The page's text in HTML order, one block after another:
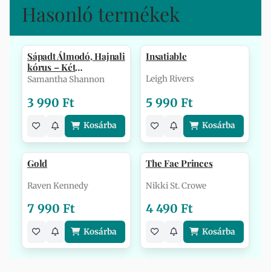
Hasonló termékek
Sápadt Álmodó, Hajnali
kórus – Két
Csontszüret-tö…
Samantha Shannon
3 990 Ft
Kosárba
Insatiable
Leigh Rivers
5 990 Ft
Kosárba
Gold
Raven Kennedy
7 990 Ft
Kosárba
The Fae Princes
Nikki St. Crowe
4 490 Ft
Kosárba